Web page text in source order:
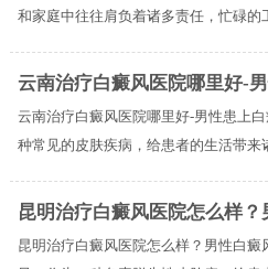
和家庭中往往肩负着诸多责任，忙碌的
云南治疗白癜风医院哪里好-
云南治疗白癜风医院哪里好-男性患上
种常见的皮肤疾病，给患者的生活带来
昆明治疗白癜风医院怎么样
昆明治疗白癜风医院怎么样？男性白